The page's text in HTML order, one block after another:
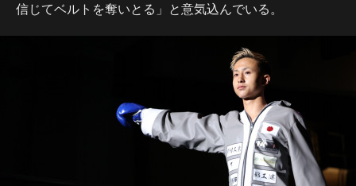
信じてベルトを奪いとる」と意気込んでいる。